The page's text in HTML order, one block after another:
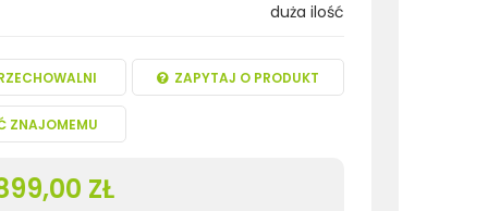
duża ilość
ZAPYTAJ O PRODUKT
ZNAJOMEMU
ZŁ